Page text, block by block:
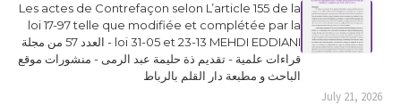
Les actes de Contrefaçon selon L’article 155 de la
loi 17-97 telle que modifiée et complétée par la
loi 31-05 et 23-13 MEHDI EDDIANI - العدد 57 من مجلة
قراءات علمية - تقديم ذة حليمة عبد الرمى - منشورات موقع
الباحث و مطبعة دار القلم بالرباط
July 21, 2026